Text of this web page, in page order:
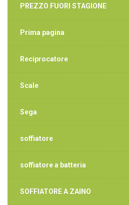
PREZZO FUORI STAGIONE
Prima pagina
Reciprocatore
Scale
Sega
soffiatore
soffiatore a batteria
SOFFIATORE A ZAINO